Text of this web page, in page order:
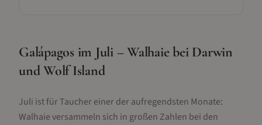
Galápagos im Juli – Walhaie bei Darwin
und Wolf Island
Juli ist für Taucher einer der aufregendsten Monate:
Walhaie versammeln sich in großen Zahlen bei den